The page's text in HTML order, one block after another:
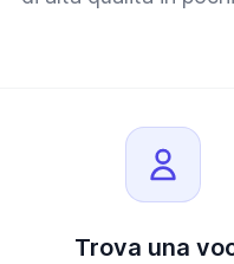
Trova una